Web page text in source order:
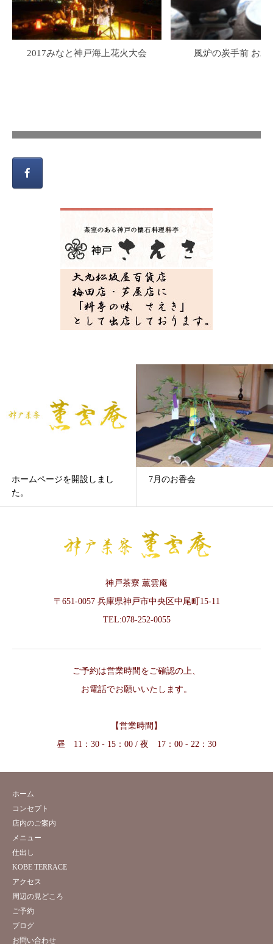
2017みなと神戸海上花火大会 風炉の炭手前 お水
ホームページを開設しまし
た。
7月のお香会
神戸茶寮 薫雲庵
〒651-0057 兵庫県神戸市中央区中尾町15-11
TEL:078-252-0055
ご予約は営業時間をご確認の上、
お電話でお願いいたします。
【営業時間】
昼 11：30 - 15：00 / 夜 17：00 - 22：30
ホーム
コンセプト
店内のご案内
メニュー
仕出し
KOBE TERRACE
アクセス
周辺の見どころ
ご予約
ブログ
お問い合わせ